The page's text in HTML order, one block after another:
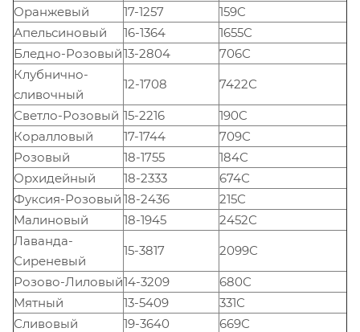
Оранжевый 17-1257
159C
Апельсиновый
16-1364
1655С
Бледно-Розовый13-2804
706С
Клубнично-
сливочный
12-1708 7422С
Светло-Розовый 15-2216
190C
Коралловый
17-1744
709С
Розовый
18-1755
184С
Орхидейный
18-2333
674С
Фуксия-Розовый 18-2436
215С
Малиновый
18-1945
2452С
Лаванда-
Сиреневый
15-3817 2099С
Розово-Лиловый14-3209
680С
Мятный
13-5409
331С
Сливовый
19-3640
669С